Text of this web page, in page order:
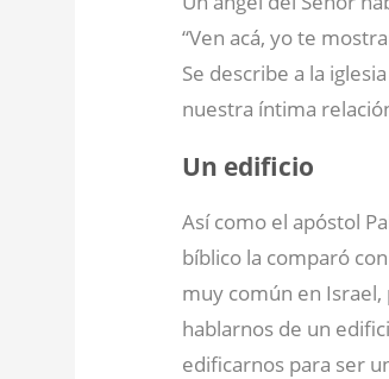
“Ven acá, yo te
Se describe a la
nuestra íntima
Un edificio
Así como el apóstol
bíblico la comparó
muy común en
hablarnos de un
edificarnos para ser